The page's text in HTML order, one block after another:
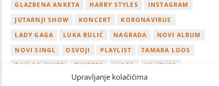
Upravljanje kolačićima
GLAZBENA ANKETA
HARRY STYLES
INSTAGRAM
JUTARNJI SHOW
KONCERT
KORONAVIRUS
LADY GAGA
LUKA BULIĆ NAGRADA
NOVI ALBUM
NOVI SINGL
OSVOJI PLAYLIST
TAMARA LOOS
TAYLOR SWIFT
TWITTER VIDEO
YOUTUBE